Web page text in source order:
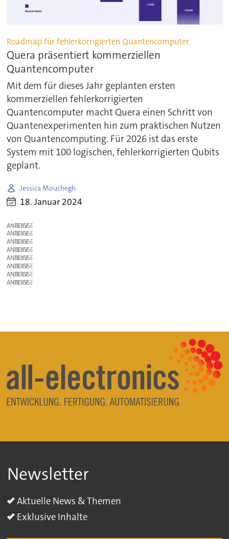
Roadmap für fehlerkorrigierten Quantencomputer
Quera präsentiert kommerziellen
Quantencomputer
Mit dem für dieses Jahr geplanten ersten
kommerziellen fehlerkorrigierten
Quantencomputer macht Quera einen Schritt von
Quantenexperimenten hin zum praktischen Nutzen
von Quantencomputing. Für 2026 ist das erste
System mit 100 logischen, fehlerkorrigierten Qubits
geplant.
Jessica Mouchegh
18. Januar 2024
ANZEIGE
ANZEIGE
ANZEIGE
ANZEIGE
ANZEIGE
ANZEIGE
ANZEIGE
ANZEIGE
Newsletter
Aktuelle News & Themen
Exklusive Inhalte